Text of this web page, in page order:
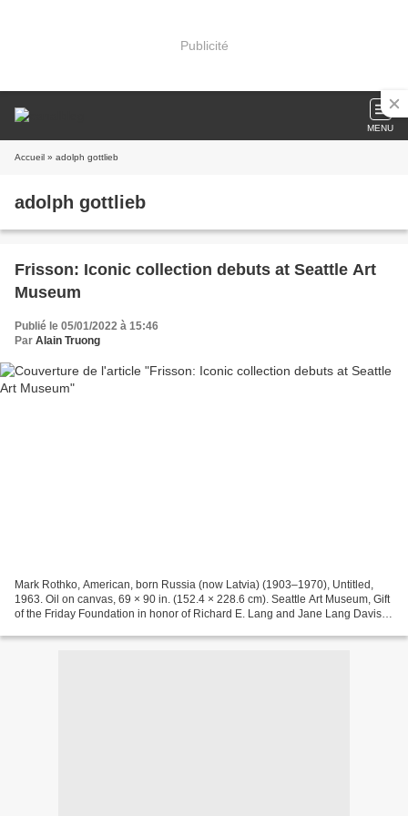
Publicité
MENU
Accueil » adolph gottlieb
adolph gottlieb
Frisson: Iconic collection debuts at Seattle Art
Museum
Publié le 05/01/2022 à 15:46
Par Alain Truong
Mark Rothko, American, born Russia (now Latvia) (1903–1970), Untitled,
1963. Oil on canvas, 69 × 90 in. (152.4 × 228.6 cm). Seattle Art Museum, Gift
of the Friday Foundation in honor of Richard E. Lang and Jane Lang Davis,